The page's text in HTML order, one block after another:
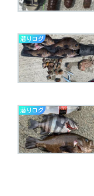
潜りログ
潜りログ